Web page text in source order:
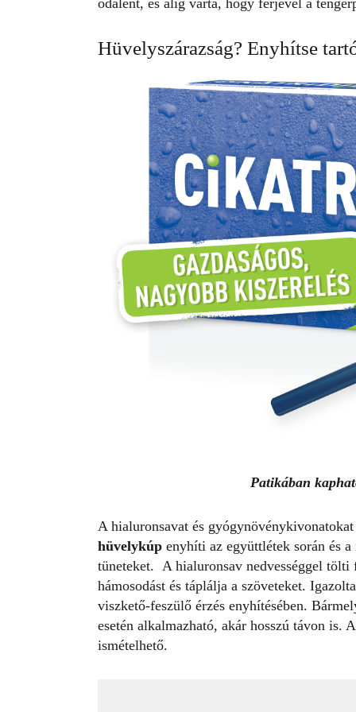
odalent, és alig várta, hogy férjével a
Hüvelyszárazság? Enyhítse
Patikában
A hialuronsavat és
hüvelykúp enyhíti az együttlétek során és
tüneteket. A hialuronsav nedvességgel
hámosodást és táplálja a szöveteket.
viszkető-feszülő érzés enyhítésében.
esetén alkalmazható, akár hosszú távon is.
ismételhető.